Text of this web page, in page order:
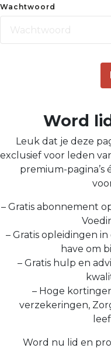
Wachtwoord
Word
Leuk dat je deze
exclusief voor leden
premium-
– Gratis abonnement
– Gratis opleidingen
have om
– Gratis hulp en
– Hoge
verzekeringen,
Word nu lid en